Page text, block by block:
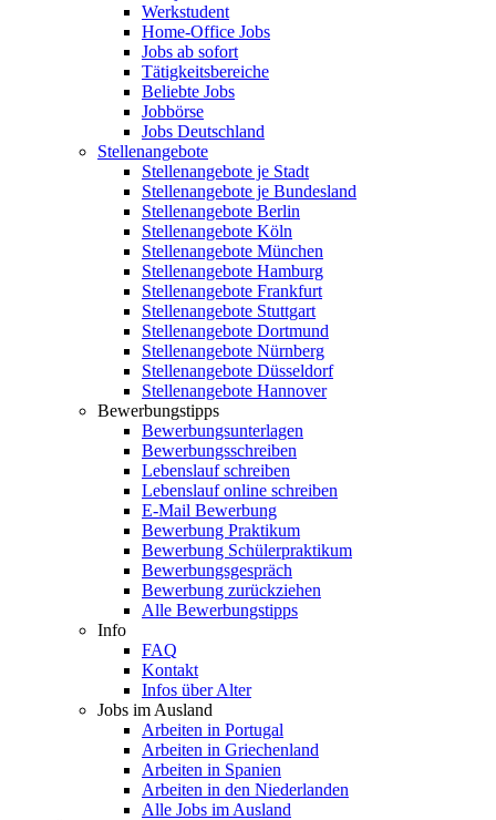
Werkstudent
Home-Office Jobs
Jobs ab sofort
Tätigkeitsbereiche
Beliebte Jobs
Jobbörse
Jobs Deutschland
Stellenangebote
Stellenangebote je Stadt
Stellenangebote je Bundesland
Stellenangebote Berlin
Stellenangebote Köln
Stellenangebote München
Stellenangebote Hamburg
Stellenangebote Frankfurt
Stellenangebote Stuttgart
Stellenangebote Dortmund
Stellenangebote Nürnberg
Stellenangebote Düsseldorf
Stellenangebote Hannover
Bewerbungstipps
Bewerbungsunterlagen
Bewerbungsschreiben
Lebenslauf schreiben
Lebenslauf online schreiben
E-Mail Bewerbung
Bewerbung Praktikum
Bewerbung Schülerpraktikum
Bewerbungsgespräch
Bewerbung zurückziehen
Alle Bewerbungstipps
Info
FAQ
Kontakt
Infos über Alter
Jobs im Ausland
Arbeiten in Portugal
Arbeiten in Griechenland
Arbeiten in Spanien
Arbeiten in den Niederlanden
Alle Jobs im Ausland